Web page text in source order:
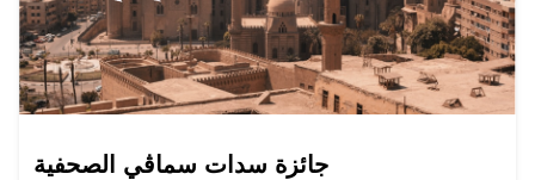
جائزة سدات سماڤي الصحفية